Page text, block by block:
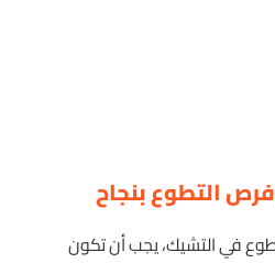
التطوع بنجاح
في التشيك، يجب أن تكون